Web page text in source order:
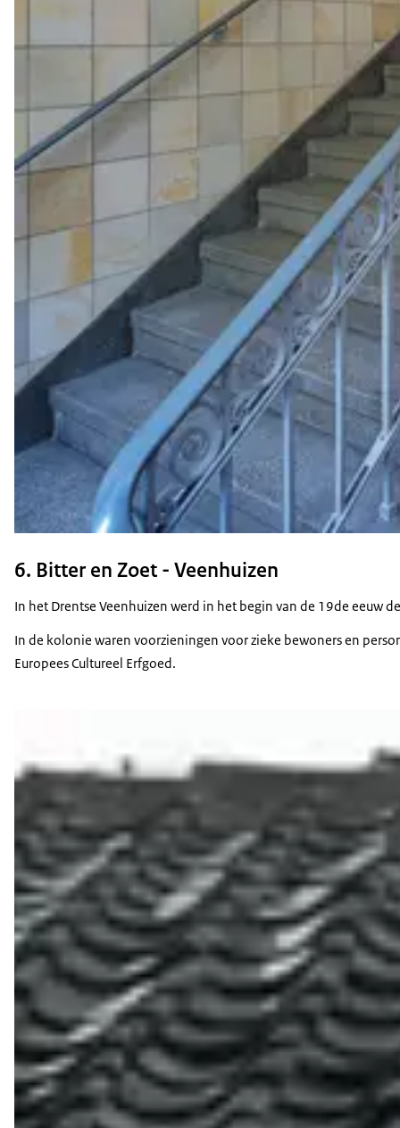
6. Bitter en Zoet - Veenhuizen
In het Drentse Veenhuizen werd in het begin van de 19de eeuw
In de kolonie waren voorzieningen voor zieke bewoners en
Europees Cultureel Erfgoed.